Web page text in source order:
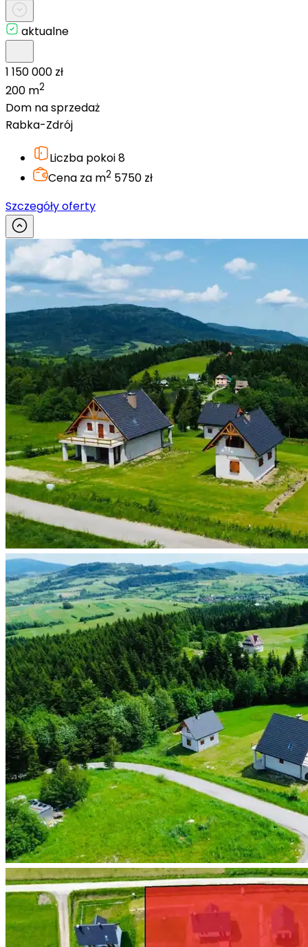
aktualne
1 150 000 zł
200 m2
Dom na sprzedaż
Rabka-Zdrój
Liczba pokoi8
Cena za m2 5750 zł
Szczegóły oferty